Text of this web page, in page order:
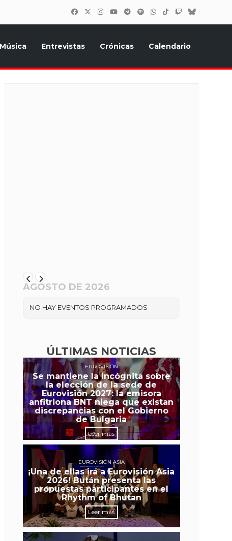
Música Entrevistas Crónicas Calendario
AGOSTO DE 2026
NO HAY EVENTOS PROGRAMADOS
ÚLTIMAS NOTICIAS
EUROVISIÓN
Se mantiene la incógnita sobre
la elección de la sede de
Eurovisión 2027: la emisora
anfitriona BNT niega que existan
discrepancias con el Gobierno
de Bulgaria
Leer más
EUROVISIÓN ASIA
¡Una de ellas irá a Eurovisión Asia
2026! Bután presenta las
propuestas participantes en el
Rhythm of Bhutan
Leer más